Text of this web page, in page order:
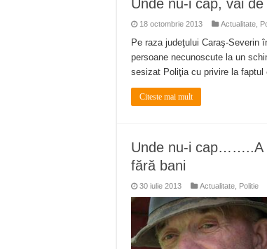
Miresme de
ANUNŢ
ANUNŢ
Unde nu-i cap, vai
18 octombrie 2013 Actualitate
Pe raza judeţului Caraş-Severin
persoane necunoscute la un
sesizat Poliţia cu privire la
Citeste mai mult
Unde nu-i cap……..A
fără bani
30 iulie 2013 Actualitate Politie